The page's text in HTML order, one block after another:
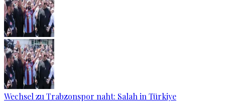
Wechsel zu Trabzonspor naht: Salah in Türkiye